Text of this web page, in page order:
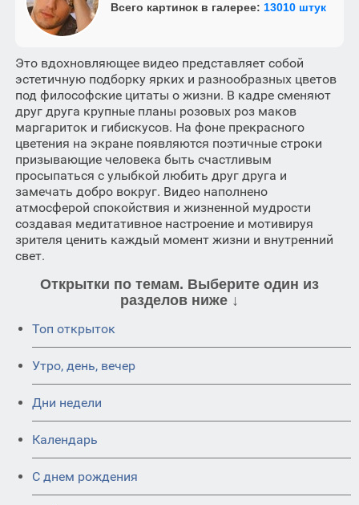
Всего картинок в галерее: 13010 штук
Это вдохновляющее видео представляет собой
эстетичную подборку ярких и разнообразных цветов
под философские цитаты о жизни. В кадре сменяют
друг друга крупные планы розовых роз маков
маргариток и гибискусов. На фоне прекрасного
цветения на экране появляются поэтичные строки
призывающие человека быть счастливым
просыпаться с улыбкой любить друг друга и
замечать добро вокруг. Видео наполнено
атмосферой спокойствия и жизненной мудрости
создавая медитативное настроение и мотивируя
зрителя ценить каждый момент жизни и внутренний
свет.
Открытки по темам. Выберите один из
разделов ниже ↓
Топ открыток
Утро, день, вечер
Дни недели
Календарь
C днем рождения